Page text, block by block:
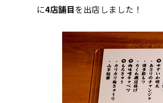
に4店舗目を出店しました！